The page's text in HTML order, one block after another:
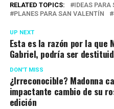
RELATED TOPICS:
IDEAS PARA
PLANES PARA SAN VALENTÍN
UP NEXT
Esta es la razón por la que
Gabriel, podría ser
DON'T MISS
¿Irreconocible? Madonna
impactante cambio de su
edición